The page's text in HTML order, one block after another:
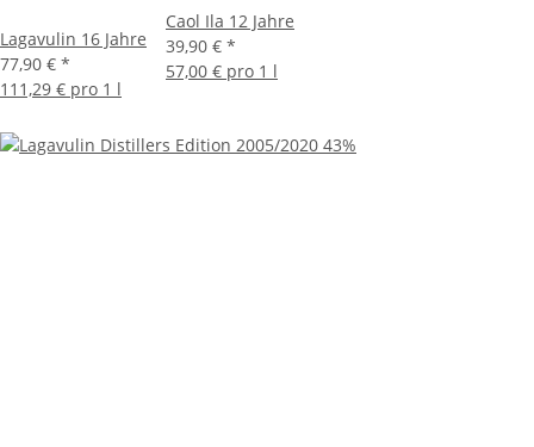
Lagavulin 16 Jahre
77,90 € *
111,29 € pro 1 l
Caol Ila 12 Jahre
39,90 € *
57,00 € pro 1 l